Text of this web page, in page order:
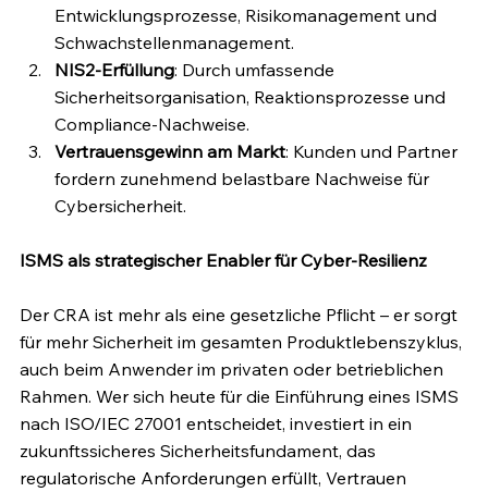
Entwicklungsprozesse, Risikomanagement und
Schwachstellenmanagement.
NIS2-Erfüllung: Durch umfassende
Sicherheitsorganisation, Reaktionsprozesse und
Compliance-Nachweise.
Vertrauensgewinn am Markt: Kunden und Partner
fordern zunehmend belastbare Nachweise für
Cybersicherheit.
ISMS als strategischer Enabler für Cyber-Resilienz
Der CRA ist mehr als eine gesetzliche Pflicht – er sorgt
für mehr Sicherheit im gesamten Produktlebenszyklus,
auch beim Anwender im privaten oder betrieblichen
Rahmen. Wer sich heute für die Einführung eines ISMS
nach ISO/IEC 27001 entscheidet, investiert in ein
zukunftssicheres Sicherheitsfundament, das
regulatorische Anforderungen erfüllt, Vertrauen